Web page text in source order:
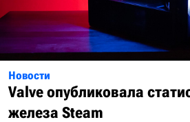
Новости
Valve опубликовала
железа Steam